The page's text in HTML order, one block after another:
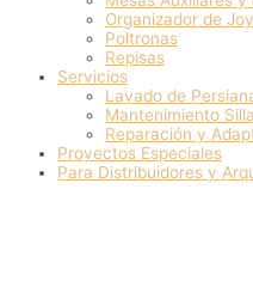
Organizador de
Poltronas
Repisas
Servicios
Lavado de
Mantenimiento
Reparación y
Proyectos Especiales
Para Distribuidores y